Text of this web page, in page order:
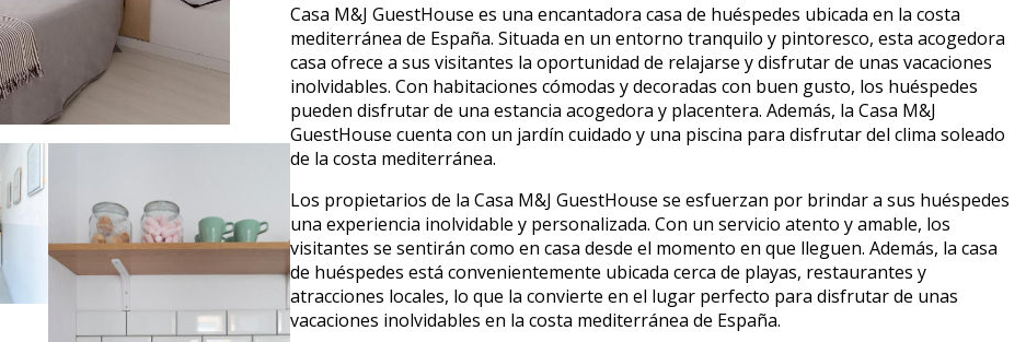
Casa M&J GuestHouse es una encantadora casa de huéspedes ubicada en la costa
mediterránea de España. Situada en un entorno tranquilo y pintoresco, esta acogedora
casa ofrece a sus visitantes la oportunidad de relajarse y disfrutar de unas vacaciones
inolvidables. Con habitaciones cómodas y decoradas con buen gusto, los huéspedes
pueden disfrutar de una estancia acogedora y placentera. Además, la Casa M&J
GuestHouse cuenta con un jardín cuidado y una piscina para disfrutar del clima soleado
de la costa mediterránea.
Los propietarios de la Casa M&J GuestHouse se esfuerzan por brindar a sus huéspedes
una experiencia inolvidable y personalizada. Con un servicio atento y amable, los
visitantes se sentirán como en casa desde el momento en que lleguen. Además, la casa
de huéspedes está convenientemente ubicada cerca de playas, restaurantes y
atracciones locales, lo que la convierte en el lugar perfecto para disfrutar de unas
vacaciones inolvidables en la costa mediterránea de España.